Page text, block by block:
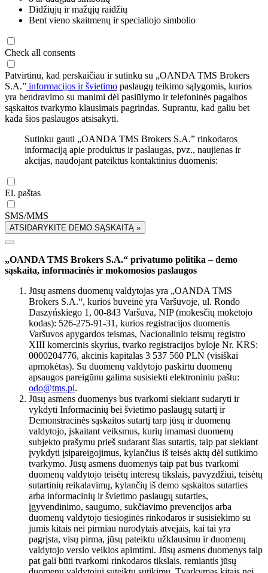
Didžiųjų ir mažųjų raidžių
Bent vieno skaitmenų ir specialiojo simbolio
Check all consents
Patvirtinu, kad perskaičiau ir sutinku su „OANDA TMS Brokers
S.A.” informacijos ir švietimo paslaugų teikimo sąlygomis, kurios
yra bendravimo su manimi dėl pasiūlymo ir telefoninės pagalbos
sąskaitos tvarkymo klausimais pagrindas. Suprantu, kad galiu bet
kada šios paslaugos atsisakyti.
Sutinku gauti „OANDA TMS Brokers S.A.” rinkodaros
informaciją apie produktus ir paslaugas, pvz., naujienas ir
akcijas, naudojant pateiktus kontaktinius duomenis:
El. paštas
SMS/MMS
ATSIDARYKITE DEMO SĄSKAITĄ »
„OANDA TMS Brokers S.A.“ privatumo politika – demo
sąskaita, informacinės ir mokomosios paslaugos
Jūsų asmens duomenų valdytojas yra „OANDA TMS
Brokers S.A.“, kurios buveinė yra Varšuvoje, ul. Rondo
Daszyńskiego 1, 00-843 Varšuva, NIP (mokesčių mokėtojo
kodas): 526-275-91-31, kurios registracijos duomenis
Varšuvos apygardos teismas, Nacionalinio teismų registro
XIII komercinis skyrius, tvarko registracijos byloje Nr. KRS:
0000204776, akcinis kapitalas 3 537 560 PLN (visiškai
apmokėtas). Su duomenų valdytojo paskirtu duomenų
apsaugos pareigūnu galima susisiekti elektroniniu paštu:
odo@tms.pl.
Jūsų asmens duomenys bus tvarkomi siekiant sudaryti ir
vykdyti Informacinių bei švietimo paslaugų sutartį ir
Demonstracinės sąskaitos sutartį tarp jūsų ir duomenų
valdytojo, įskaitant veiksmus, kurių imamasi duomenų
subjekto prašymu prieš sudarant šias sutartis, taip pat siekiant
įvykdyti įsipareigojimus, kylančius iš teisės aktų dėl sutikimo
tvarkymo. Jūsų asmens duomenys taip pat bus tvarkomi
duomenų valdytojo teisėtų interesų tikslais, pavyzdžiui, teisėtų
sutartinių reikalavimų, kylančių iš demo sąskaitos sutarties
arba informacinių ir švietimo paslaugų sutarties,
įgyvendinimo, saugumo, sukčiavimo prevencijos arba
duomenų valdytojo tiesioginės rinkodaros ir susisiekimo su
jumis kitais nei pirmiau nurodytais atvejais, kai tai yra
pagrįsta, visų pirma, jūsų pateiktu užklausimu ir duomenų
valdytojo verslo veiklos apimtimi. Jūsų asmens duomenys taip
pat gali būti tvarkomi rinkodaros tikslais, remiantis jūsų